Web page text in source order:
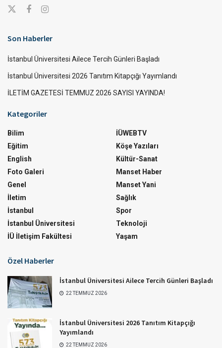
Son Haberler
İstanbul Üniversitesi Ailece Tercih Günleri Başladı
İstanbul Üniversitesi 2026 Tanıtım Kitapçığı Yayımlandı
İLETİM GAZETESİ TEMMUZ 2026 SAYISI YAYINDA!
Kategoriler
Bilim
Eğitim
English
Foto Galeri
Genel
İletim
İstanbul
İstanbul Üniversitesi
İÜ İletişim Fakültesi
İÜWEBTV
Köşe Yazıları
Kültür-Sanat
Manset Haber
Manset Yani
Sağlık
Spor
Teknoloji
Yaşam
Özel Haberler
İstanbul Üniversitesi Ailece Tercih Günleri Başladı
22 TEMMUZ 2026
İstanbul Üniversitesi 2026 Tanıtım Kitapçığı
Yayımlandı
22 TEMMUZ 2026